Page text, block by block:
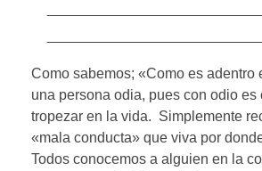
Como sabemos; «Como es adentro
una persona odia, pues con odio es
tropezar en la vida. Simplemente
«mala conducta» que viva por
Todos conocemos a alguien en la